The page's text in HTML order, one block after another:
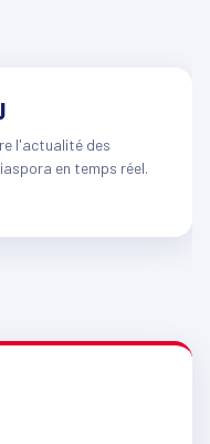
l'actualité des
en temps réel.